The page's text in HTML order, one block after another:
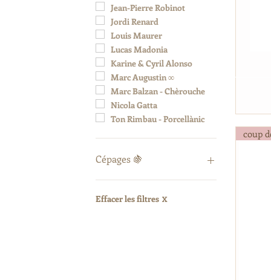
Jean-Pierre Robinot
Jordi Renard
Louis Maurer
Lucas Madonia
Karine & Cyril Alonso
Marc Augustin ∞
Marc Balzan - Chèrouche
Nicola Gatta
Ton Rimbau - Porcellànic
Cépages 🍇
Amigne
Aligoté
Effacer les filtres X
coup